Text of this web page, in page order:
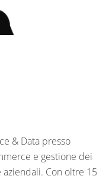
& Data presso
e gestione dei
Con oltre 15